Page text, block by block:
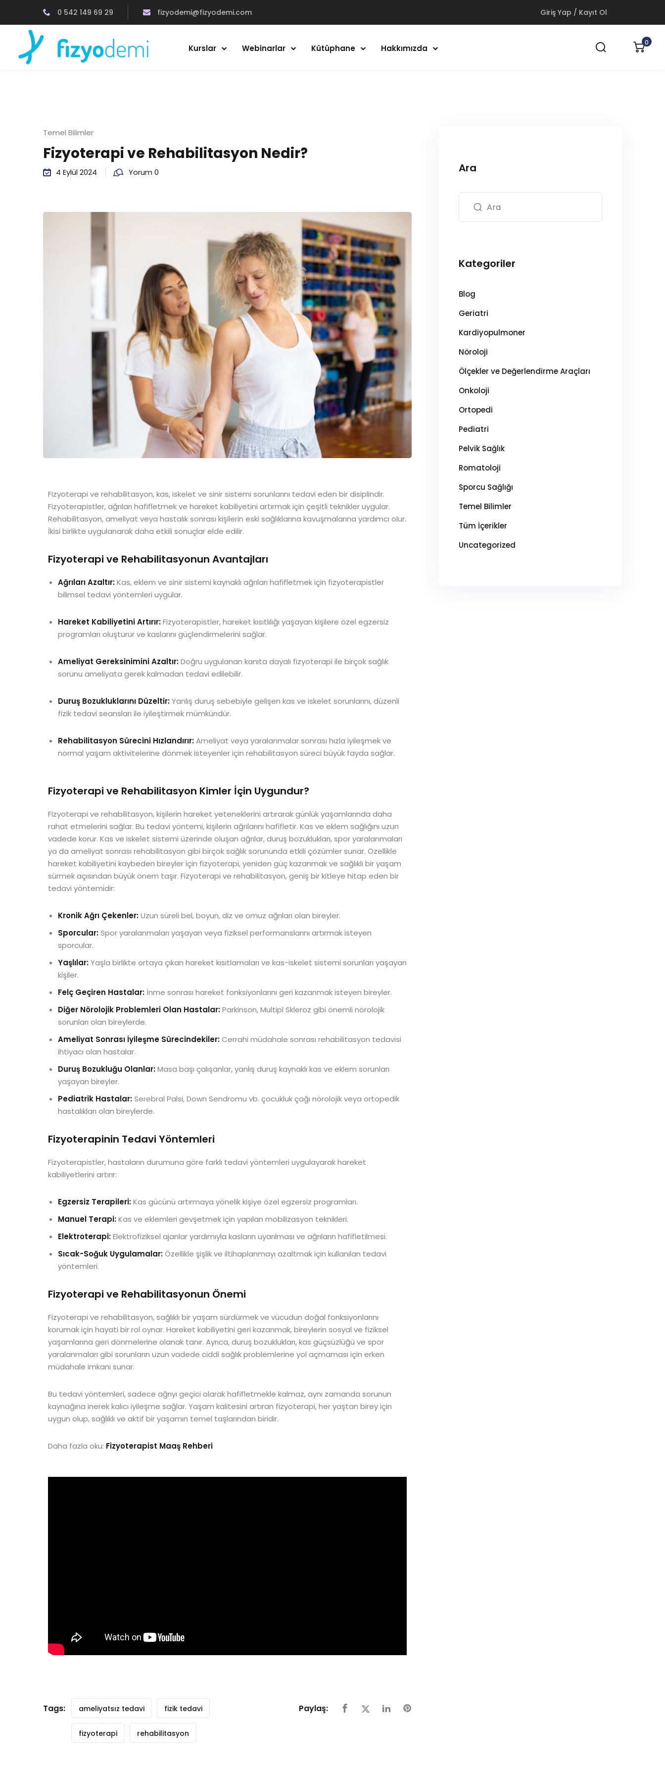
0 542 149 69 29 fizyodemi@fizyodemi.com Giriş Yap / Kayıt Ol
Kurslar Webinarlar Kütüphane Hakkımızda
0
Temel Bilimler
Fizyoterapi ve Rehabilitasyon Nedir?
4 Eylül 2024 Yorum 0
Fizyoterapi ve rehabilitasyon, kas, iskelet ve sinir sistemi sorunlarını tedavi eden bir disiplindir.
Fizyoterapistler, ağrıları hafifletmek ve hareket kabiliyetini artırmak için çeşitli teknikler uygular.
Rehabilitasyon, ameliyat veya hastalık sonrası kişilerin eski sağlıklarına kavuşmalarına yardımcı olur.
İkisi birlikte uygulanarak daha etkili sonuçlar elde edilir.
Fizyoterapi ve Rehabilitasyonun Avantajları
Ağrıları Azaltır:Kas, eklem ve sinir sistemi kaynaklı ağrıları hafifletmek için fizyoterapistler
bilimsel tedavi yöntemleri uygular.
Hareket Kabiliyetini Artırır:Fizyoterapistler, hareket kısıtlılığı yaşayan kişilere özel egzersiz
programları oluşturur ve kaslarını güçlendirmelerini sağlar.
Ameliyat Gereksinimini Azaltır:Doğru uygulanan kanıta dayalı fizyoterapi ile birçok sağlık
sorunu ameliyata gerek kalmadan tedavi edilebilir.
Duruş Bozukluklarını Düzeltir:Yanlış duruş sebebiyle gelişen kas ve iskelet sorunlarını, düzenli
fizik tedavi seansları ile iyileştirmek mümkündür.
Rehabilitasyon Sürecini Hızlandırır:Ameliyat veya yaralanmalar sonrası hızla iyileşmek ve
normal yaşam aktivitelerine dönmek isteyenler için rehabilitasyon süreci büyük fayda sağlar.
Fizyoterapi ve Rehabilitasyon Kimler İçin Uygundur?
Fizyoterapi ve rehabilitasyon, kişilerin hareket yeteneklerini artırarak günlük yaşamlarında daha
rahat etmelerini sağlar. Bu tedavi yöntemi, kişilerin ağrılarını hafifletir. Kas ve eklem sağlığını uzun
vadede korur. Kas ve iskelet sistemi üzerinde oluşan ağrılar, duruş bozuklukları, spor yaralanmaları
ya da ameliyat sonrası rehabilitasyon gibi birçok sağlık sorununda etkili çözümler sunar. Özellikle
hareket kabiliyetini kaybeden bireyler için fizyoterapi, yeniden güç kazanmak ve sağlıklı bir yaşam
sürmek açısından büyük önem taşır. Fizyoterapi ve rehabilitasyon, geniş bir kitleye hitap eden bir
tedavi yöntemidir:
Kronik Ağrı Çekenler:Uzun süreli bel, boyun, diz ve omuz ağrıları olan bireyler.
Sporcular:Spor yaralanmaları yaşayan veya fiziksel performanslarını artırmak isteyen
sporcular.
Yaşlılar:Yaşla birlikte ortaya çıkan hareket kısıtlamaları ve kas-iskelet sistemi sorunları yaşayan
kişiler.
Felç Geçiren Hastalar: İnme sonrası hareket fonksiyonlarını geri kazanmak isteyen bireyler.
Diğer Nörolojik Problemleri Olan Hastalar:Parkinson, Multipl Skleroz gibi önemli nörolojik
sorunları olan bireylerde.
Ameliyat Sonrası İyileşme Sürecindekiler:Cerrahi müdahale sonrası rehabilitasyon tedavisi
ihtiyacı olan hastalar.
Duruş Bozukluğu Olanlar:Masa başı çalışanlar, yanlış duruş kaynaklı kas ve eklem sorunları
yaşayan bireyler.
Pediatrik Hastalar:Serebral Palsi, Down Sendromu vb. çocukluk çağı nörolojik veya ortopedik
hastalıkları olan bireylerde.
Fizyoterapinin Tedavi Yöntemleri
Fizyoterapistler, hastaların durumuna göre farklı tedavi yöntemleri uygulayarak hareket
kabiliyetlerini artırır:
Egzersiz Terapileri:Kas gücünü artırmaya yönelik kişiye özel egzersiz programları.
Manuel Terapi:Kas ve eklemleri gevşetmek için yapılan mobilizasyon teknikleri.
Elektroterapi:Elektrofiziksel ajanlar yardımıyla kasların uyarılması ve ağrıların hafifletilmesi.
Sıcak-Soğuk Uygulamalar:Özellikle şişlik ve iltihaplanmayı azaltmak için kullanılan tedavi
yöntemleri.
Fizyoterapi ve Rehabilitasyonun Önemi
Fizyoterapi ve rehabilitasyon, sağlıklı bir yaşam sürdürmek ve vücudun doğal fonksiyonlarını
korumak için hayati bir rol oynar. Hareket kabiliyetini geri kazanmak, bireylerin sosyal ve fiziksel
yaşamlarına geri dönmelerine olanak tanır. Ayrıca, duruş bozuklukları, kas güçsüzlüğü ve spor
yaralanmaları gibi sorunların uzun vadede ciddi sağlık problemlerine yol açmaması için erken
müdahale imkanı sunar.
Bu tedavi yöntemleri, sadece ağrıyı geçici olarak hafifletmekle kalmaz, aynı zamanda sorunun
kaynağına inerek kalıcı iyileşme sağlar. Yaşam kalitesini artıran fizyoterapi, her yaştan birey için
uygun olup, sağlıklı ve aktif bir yaşamın temel taşlarından biridir.
Daha fazla oku: Fizyoterapist Maaş Rehberi
Tags: ameliyatsız tedavi fizik tedavi
fizyoterapi rehabilitasyon
Paylaş:
Ara
Kategoriler
Blog
Geriatri
Kardiyopulmoner
Nöroloji
Ölçekler ve Değerlendirme Araçları
Onkoloji
Ortopedi
Pediatri
Pelvik Sağlık
Romatoloji
Sporcu Sağlığı
Temel Bilimler
Tüm İçerikler
Uncategorized
Hesabın yok mu?
Beni hatırla Şifremi unuttum